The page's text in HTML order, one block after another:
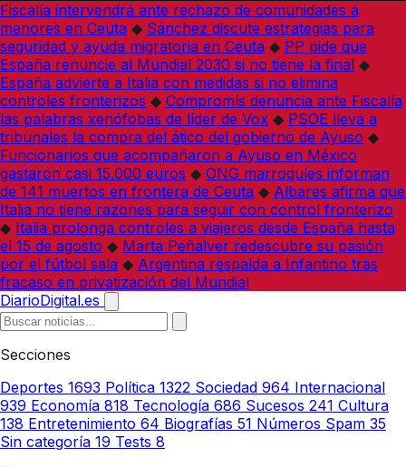
Fiscalía intervendrá ante rechazo de comunidades a
menores en Ceuta ◆ Sánchez discute estrategias para
seguridad y ayuda migratoria en Ceuta ◆ PP pide que
España renuncie al Mundial 2030 si no tiene la final ◆
España advierte a Italia con medidas si no elimina
controles fronterizos ◆ Compromís denuncia ante Fiscalía
las palabras xenófobas de líder de Vox ◆ PSOE lleva a
tribunales la compra del ático del gobierno de Ayuso ◆
Funcionarios que acompañaron a Ayuso en México
gastaron casi 15.000 euros ◆ ONG marroquíes informan
de 141 muertos en frontera de Ceuta ◆ Albares afirma que
Italia no tiene razones para seguir con control fronterizo
◆ Italia prolonga controles a viajeros desde España hasta
el 15 de agosto ◆ Marta Peñalver redescubre su pasión
por el fútbol sala ◆ Argentina respalda a Infantino tras
fracaso en privatización del Mundial
DiarioDigital.es
Secciones
Deportes 1693 Política 1322 Sociedad 964 Internacional
939 Economía 818 Tecnología 686 Sucesos 241 Cultura
138 Entretenimiento 64 Biografías 51 Números Spam 35
Sin categoría 19 Tests 8